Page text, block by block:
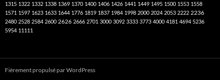
1315 1322 1332 1338 1369 1370 1400 1406 1426 1441 1449 1495 1500 1553 1558
1571 1597 1623 1633 1644 1776 1819 1837 1984 1998 2000 2024 2053 2222 2236
2480 2528 2584 2600 2626 2666 2701 3000 3092 3333 3773 4000 4181 4694 5236
5954 11111
Fièrement propulsé par WordPress